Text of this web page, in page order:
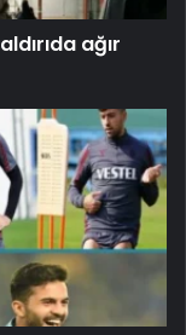
ağır